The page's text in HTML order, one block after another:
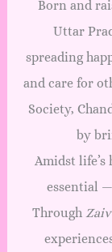
Born and
Uttar
spreading
and care for
Society,
by
Amidst
essential
Through